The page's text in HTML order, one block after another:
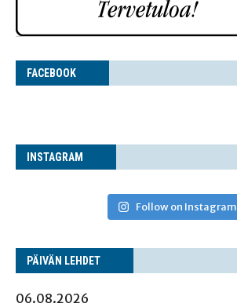
FACE­BOOK
INS­TA­GRAM
Follow on Instagram
PÄI­VÄN LEHDET
06.08.2026